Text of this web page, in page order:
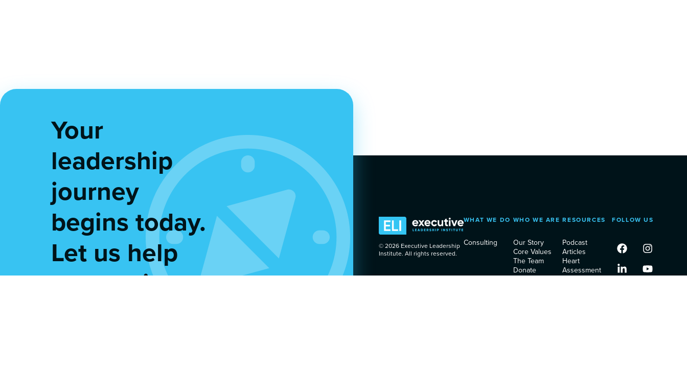
Your
leadership
journey
begins today.
Let us help
you navigate
© 2026 Executive Leadership
Institute. All rights reserved.
WHAT WE DO
Consulting
WHO WE ARE
Our Story
Core Values
The Team
Donate
Contact Us
RESOURCES
Podcast
Articles
Heart
Assessment
FOLLOW US